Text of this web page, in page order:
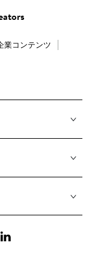
業コンテンツ
LinkedIn